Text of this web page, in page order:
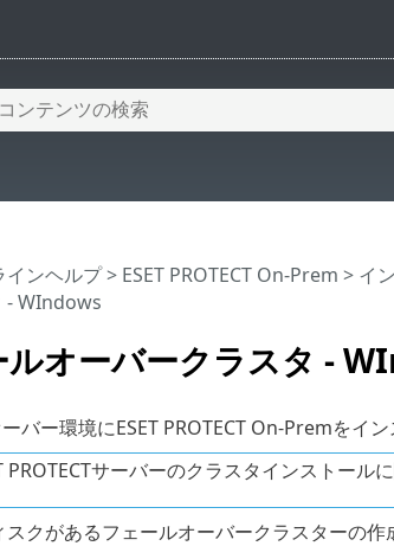
ルオーバークラスタ -
インヘルプ> ESET PROTECT On-Prem > イ
- WIndows
バー環境にESET PROTECT On-Premをイ
PROTECTサーバーのクラスタインストール
スクがあるフェールオーバークラスターの作